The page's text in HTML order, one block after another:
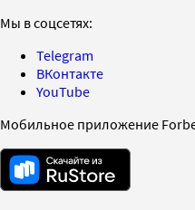
Мы в соцсетях:
Telegram
ВКонтакте
YouTube
Мобильное приложение